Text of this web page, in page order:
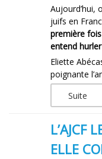
Aujourd’hui,
juifs en
première fois
entend
Eliette
poignante
Suite
L’AJCF
ELLE